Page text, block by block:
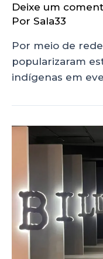
Deixe um
Por Sala33
Por meio de
popularizaram
indígenas em